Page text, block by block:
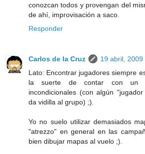
conozcan todos y provengan del
de ahí, improvisación a saco.
Responder
Carlos de la Cruz
19 abril, 2009
Lato: Encontrar jugadores siempre
la suerte de contar con un
incondicionales (con algún
da vidilla al grupo) ;).
Yo no suelo utilizar demasiados
"atrezzo" en general en las
bien dibujar mapas al vuelo ;).